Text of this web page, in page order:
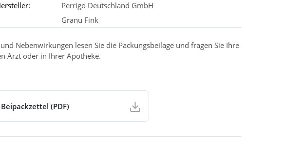
Perrigo Deutschland GmbH
Granu Fink
Nebenwirkungen lesen Sie die Packungsbeilage und fragen Sie Ihre
Arzt oder in Ihrer Apotheke.
Beipackzettel (PDF)